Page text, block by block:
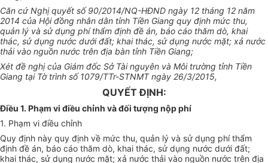
Căn cứ Nghị quyết số 90/2014/NQ-HĐND ngày 12 tháng 12 năm
2014 của Hội đồng nhân dân tỉnh Tiền Giang quy định mức thu,
quản lý và sử dụng phí thẩm định đề án, báo cáo thăm dò, khai
thác, sử dụng nước dưới đất; khai thác, sử dụng nước mặt; xả nước
thải vào nguồn nước trên địa bàn tỉnh Tiền Giang;
Xét đề nghị của Giám đốc Sở Tài nguyên và Môi trường tỉnh Tiền
Giang tại Tờ trình số 1079/TTr-STNMT ngày 26/3/2015,
QUYẾT ĐỊNH:
Điều 1. Phạm vi điều chỉnh và đối tượng nộp phí
1. Phạm vi điều chỉnh
Quy định này quy định về mức thu, quản lý và sử dụng phí thẩm
định đề án, báo cáo thăm dò, khai thác, sử dụng nước dưới đất;
khai thác, sử dụng nước mặt; xả nước thải vào nguồn nước trên địa